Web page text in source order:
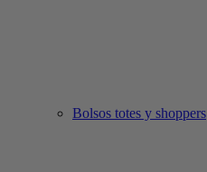
Bolsos totes y shoppers